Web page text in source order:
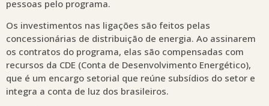
pessoas pelo programa.
Os investimentos nas ligações são feitos pelas
concessionárias de distribuição de energia. Ao assinarem
os contratos do programa, elas são compensadas com
recursos da CDE (Conta de Desenvolvimento Energético),
que é um encargo setorial que reúne subsídios do setor e
integra a conta de luz dos brasileiros.